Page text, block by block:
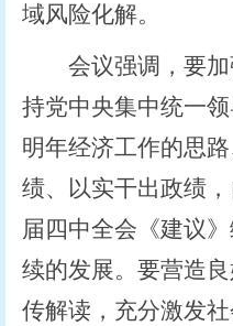
域风险化解。
会议强调，要加
持党中央集中统一
明年经济工作的思
绩、以实干出政绩
届四中全会《建议
续的发展。要营造
传解读，充分激发社